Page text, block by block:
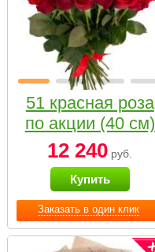
Заказать в один клик
51 красная роза
по акции (40 см)
12 240 руб.
Купить